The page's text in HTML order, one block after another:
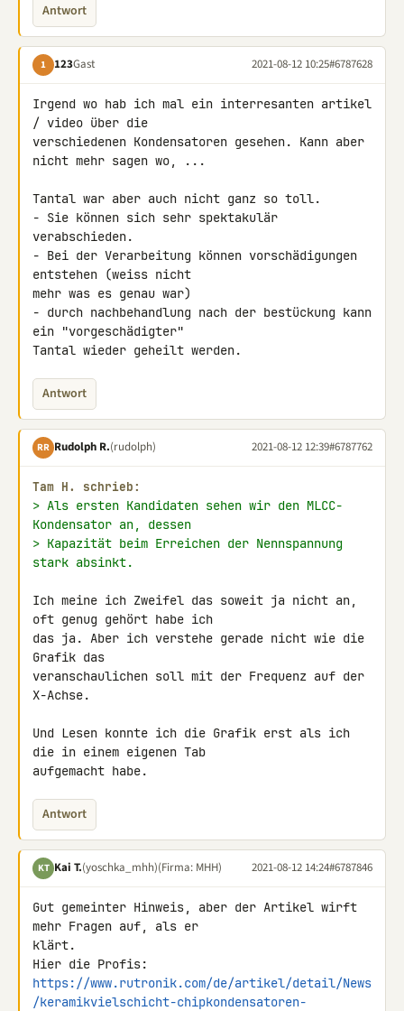
Antwort
1 123Gast 2021-08-12 10:25#6787628
Irgend wo hab ich mal ein interresanten artikel
/ video über die
verschiedenen Kondensatoren gesehen. Kann aber
nicht mehr sagen wo, ...
Tantal war aber auch nicht ganz so toll.
- Sie können sich sehr spektakulär
verabschieden.
- Bei der Verarbeitung können vorschädigungen
entstehen (weiss nicht
mehr was es genau war)
- durch nachbehandlung nach der bestückung kann
ein "vorgeschädigter"
Tantal wieder geheilt werden.
Antwort
RR Rudolph R.(rudolph) 2021-08-12 12:39#6787762
Tam H. schrieb:
> Als ersten Kandidaten sehen wir den MLCC-
Kondensator an, dessen
> Kapazität beim Erreichen der Nennspannung
stark absinkt.
Ich meine ich Zweifel das soweit ja nicht an,
oft genug gehört habe ich
das ja. Aber ich verstehe gerade nicht wie die
Grafik das
veranschaulichen soll mit der Frequenz auf der
X-Achse.
Und Lesen konnte ich die Grafik erst als ich
die in einem eigenen Tab
aufgemacht habe.
Antwort
KT Kai T.(yoschka_mhh)(Firma: MHH) 2021-08-12 14:24#6787846
Gut gemeinter Hinweis, aber der Artikel wirft
mehr Fragen auf, als er
klärt.
https://www.rutronik.com/de/artikel/detail/News
/keramikvielschicht-chipkondensatoren-